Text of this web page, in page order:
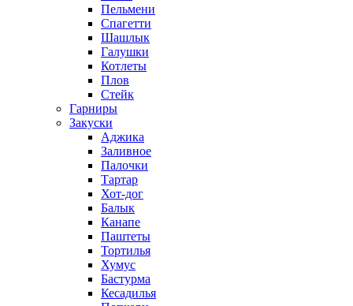
Пельмени
Спагетти
Шашлык
Галушки
Котлеты
Плов
Стейк
Гарниры
Закуски
Аджика
Заливное
Палочки
Тартар
Хот-дог
Балык
Канапе
Паштеты
Тортилья
Хумус
Бастурма
Кесадилья